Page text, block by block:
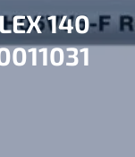
140